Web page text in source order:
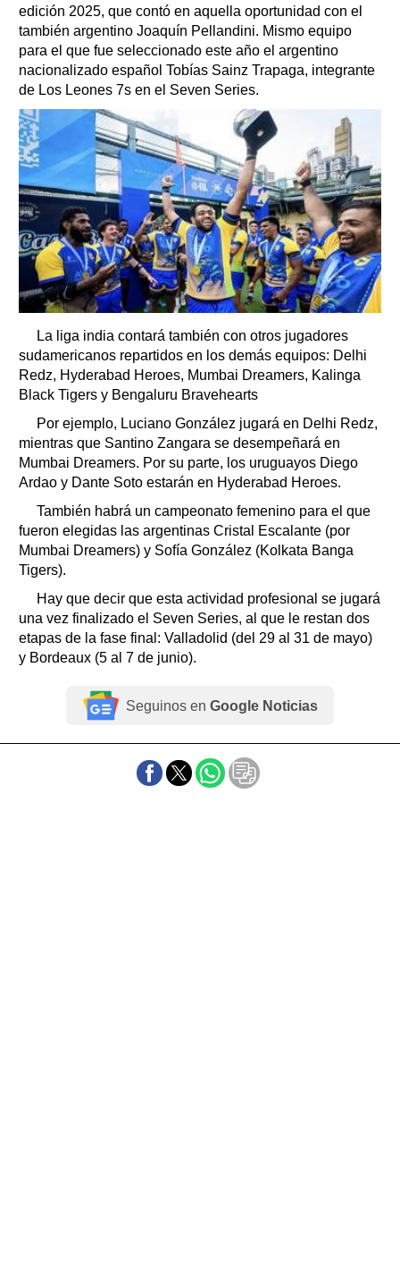
edición 2025, que contó en aquella oportunidad con el
también argentino Joaquín Pellandini. Mismo equipo
para el que fue seleccionado este año el argentino
nacionalizado español Tobías Sainz Trapaga, integrante
de Los Leones 7s en el Seven Series.
La liga india contará también con otros jugadores
sudamericanos repartidos en los demás equipos: Delhi
Redz, Hyderabad Heroes, Mumbai Dreamers, Kalinga
Black Tigers y Bengaluru Bravehearts
Por ejemplo, Luciano González jugará en Delhi Redz,
mientras que Santino Zangara se desempeñará en
Mumbai Dreamers. Por su parte, los uruguayos Diego
Ardao y Dante Soto estarán en Hyderabad Heroes.
También habrá un campeonato femenino para el que
fueron elegidas las argentinas Cristal Escalante (por
Mumbai Dreamers) y Sofía González (Kolkata Banga
Tigers).
Hay que decir que esta actividad profesional se jugará
una vez finalizado el Seven Series, al que le restan dos
etapas de la fase final: Valladolid (del 29 al 31 de mayo)
y Bordeaux (5 al 7 de junio).
Seguinos en Google Noticias